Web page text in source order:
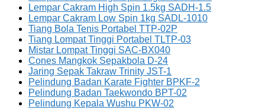
Lempar Cakram High Spin 1.5kg SADH-1.5
Lempar Cakram Low Spin 1kg SADL-1010
Tiang Bola Tenis Portabel TTP-02P
Tiang Lompat Tinggi Portabel TLTP-03
Mistar Lompat Tinggi SAC-BX040
Cones Mangkok Sepakbola D-24
Jaring Sepak Takraw Trinity JST-1
Pelindung Badan Karate Fighter BPKF-2
Pelindung Badan Taekwondo BPT-02
Pelindung Kepala Wushu PKW-02